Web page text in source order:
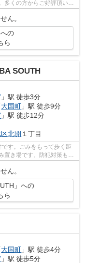
くの方からご好評頂いて
ん。
の
ら
SOUTH
」駅 徒歩3分
大国町 」駅 徒歩9分
」駅 徒歩12分
北開 １丁目
す。ごみをもって歩く距
置き場です。防犯対策もバ
ん。
」への
ら
大国町 」駅 徒歩4分
」駅 徒歩5分